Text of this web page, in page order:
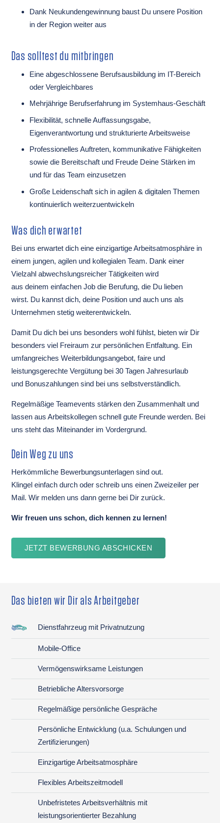
Dank Neukundengewinnung baust Du unsere Position
in der Region weiter aus
Das solltest du mitbringen
Eine abgeschlossene Berufsausbildung im IT-Bereich
oder Vergleichbares
Mehrjährige Berufserfahrung im Systemhaus-Geschäft
Flexibilität, schnelle Auffassungsgabe,
Eigenverantwortung und strukturierte Arbeitsweise
Professionelles Auftreten, kommunikative Fähigkeiten
sowie die Bereitschaft und Freude Deine Stärken im
und für das Team einzusetzen
Große Leidenschaft sich in agilen & digitalen Themen
kontinuierlich weiterzuentwickeln
Was dich erwartet
Bei uns erwartet dich eine einzigartige Arbeitsatmosphäre in
einem jungen, agilen und kollegialen Team. Dank einer
Vielzahl abwechslungsreicher Tätigkeiten wird
aus deinem einfachen Job die Berufung, die Du lieben
wirst. Du kannst dich, deine Position und auch uns als
Unternehmen stetig weiterentwickeln.
Damit Du dich bei uns besonders wohl fühlst, bieten wir Dir
besonders viel Freiraum zur persönlichen Entfaltung. Ein
umfangreiches Weiterbildungsangebot, faire und
leistungsgerechte Vergütung bei 30 Tagen Jahresurlaub
und Bonuszahlungen sind bei uns selbstverständlich.
Regelmäßige Teamevents stärken den Zusammenhalt und
lassen aus Arbeitskollegen schnell gute Freunde werden. Bei
uns steht das Miteinander im Vordergrund.
Dein Weg zu uns
Herkömmliche Bewerbungsunterlagen sind out.
Klingel einfach durch oder schreib uns einen Zweizeiler per
Mail. Wir melden uns dann gerne bei Dir zurück.
Wir freuen uns schon, dich kennen zu lernen!
JETZT BEWERBUNG ABSCHICKEN
Das bieten wir Dir als Arbeitgeber
Dienstfahrzeug mit Privatnutzung
Mobile-Office
Vermögenswirksame Leistungen
Betriebliche Altersvorsorge
Regelmäßige persönliche Gespräche
Persönliche Entwicklung (u.a. Schulungen und
Zertifizierungen)
Einzigartige Arbeitsatmosphäre
Flexibles Arbeitszeitmodell
Unbefristetes Arbeitsverhältnis mit
leistungsorientierter Bezahlung